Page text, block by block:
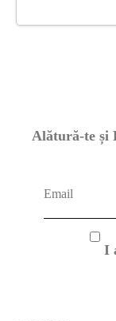
Alătură-te și
I